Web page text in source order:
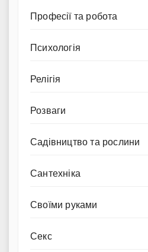
Професії та робота
Психологія
Релігія
Розваги
Садівництво та рослини
Сантехніка
Своїми руками
Секс